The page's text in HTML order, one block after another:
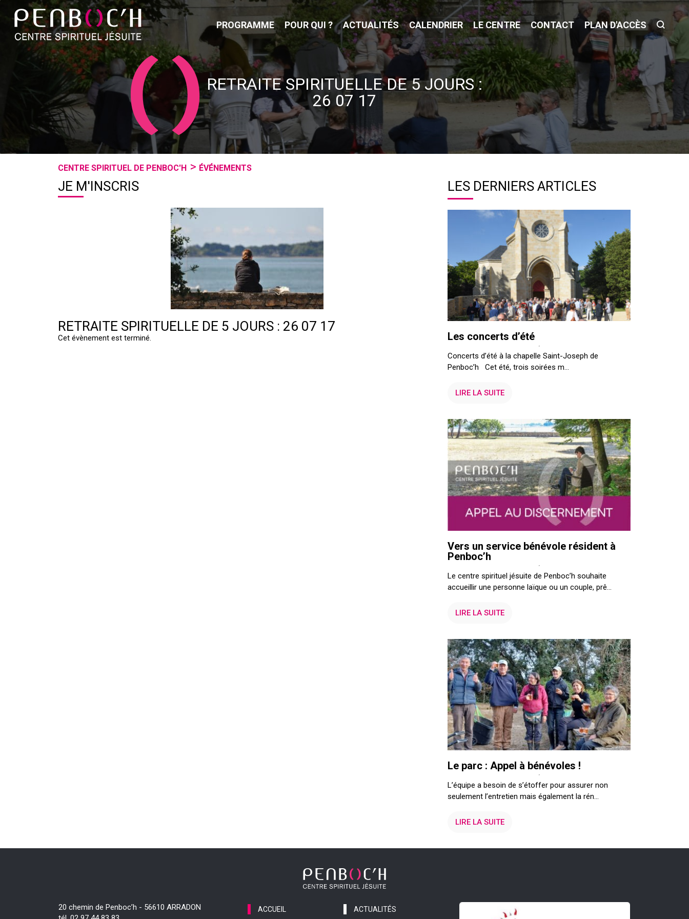
PROGRAMME POUR QUI ? ACTUALITÉS CALENDRIER LE CENTRE CONTACT PLAN D'ACCÈS
RETRAITE SPIRITUELLE DE 5 JOURS :
26 07 17
CENTRE SPIRITUEL DE PENBOC'H ÉVÉNEMENTS
JE M'INSCRIS
RETRAITE SPIRITUELLE DE 5 JOURS : 26 07 17
Cet évènement est terminé.
LES DERNIERS ARTICLES
Les concerts d’été
Concerts d’été à la chapelle Saint-Joseph de
Penboc’h Cet été, trois soirées m...
LIRE LA SUITE
Vers un service bénévole résident à
Penboc’h
Le centre spirituel jésuite de Penboc’h souhaite
accueillir une personne laïque ou un couple, prê...
LIRE LA SUITE
Le parc : Appel à bénévoles !
L’équipe a besoin de s’étoffer pour assurer non
seulement l’entretien mais également la rén...
LIRE LA SUITE
20 chemin de Penboc’h - 56610 ARRADON
ACCUEIL ACTUALITÉS